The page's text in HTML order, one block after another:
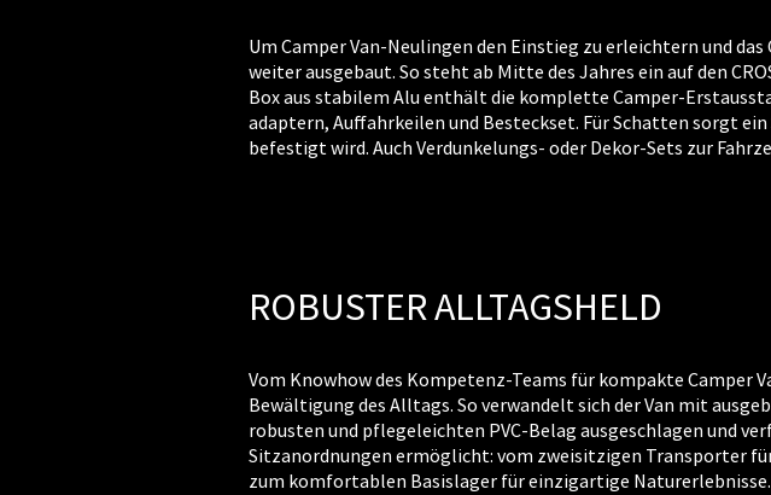
Um Camper Van-Neulingen den Einstieg zu erleichtern und
weiter ausgebaut. So steht ab Mitte des Jahres ein auf den
Box aus stabilem Alu enthält die komplette Camper-
adaptern, Auffahrkeilen und Besteckset. Für Schatten sorgt
befestigt wird. Auch Verdunkelungs- oder Dekor-Sets zur
ROBUSTER ALLTAGSHELD
Vom Knowhow des Kompetenz-Teams für kompakte Camper
Bewältigung des Alltags. So verwandelt sich der Van mit
robusten und pflegeleichten PVC-Belag ausgeschlagen und
Sitzanordnungen ermöglicht: vom zweisitzigen Transporter
zum komfortablen Basislager für einzigartige Naturerlebnisse.